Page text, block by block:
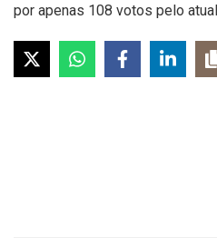
por apenas 108 votos pelo